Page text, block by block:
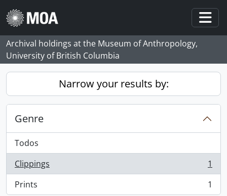
Skip to main content
Archival holdings at the Museum of Anthropology,
University of British Columbia
Narrow your results by:
Genre
Todos
Clippings
, 1 resultados
1
Prints
, 1 resultados 1